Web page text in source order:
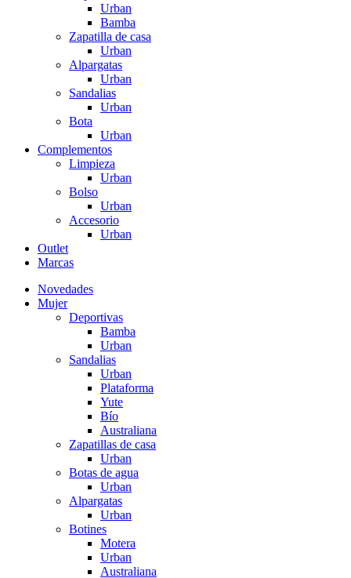
Urban
Bamba
Zapatilla de casa
Urban
Alpargatas
Urban
Sandalias
Urban
Bota
Urban
Complementos
Limpieza
Urban
Bolso
Urban
Accesorio
Urban
Outlet
Marcas
Novedades
Mujer
Deportivas
Bamba
Urban
Sandalias
Urban
Plataforma
Yute
Bío
Australiana
Zapatillas de casa
Urban
Botas de agua
Urban
Alpargatas
Urban
Botines
Motera
Urban
Australiana